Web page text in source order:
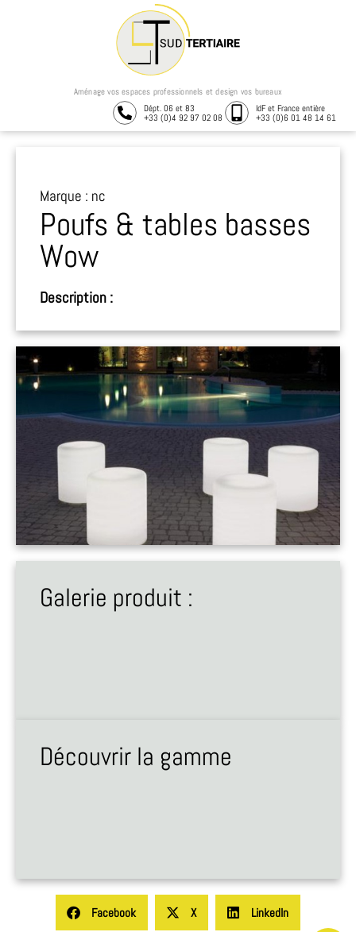
Dépt. 06 et 83
+33 (0)4 92 97 02 08
IdF et France entière
+33 (0)6 01 48 14 61
Aménage vos espaces professionnels et design vos bureaux
Marque : nc
Poufs & tables basses
Wow
Description :
Galerie produit :
Découvrir la gamme
Facebook X LinkedIn